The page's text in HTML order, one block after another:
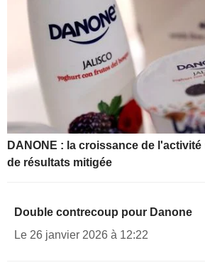
DANONE : la croissance de
de résultats mitigée
Double contrecoup pour Danone
Le 26 janvier 2026 à 12:22